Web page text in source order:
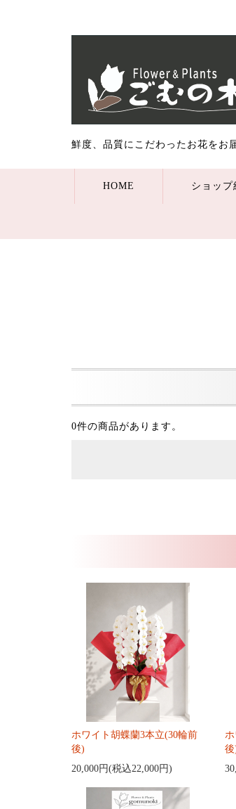
鮮度、品質にこだわったお花をお
HOME ショップ
0件の商品があります。
ホワイト胡蝶蘭3本立(30輪前
後)
20,000円(税込22,000円)
後